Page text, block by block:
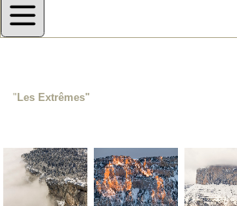
" Les Extrêmes"